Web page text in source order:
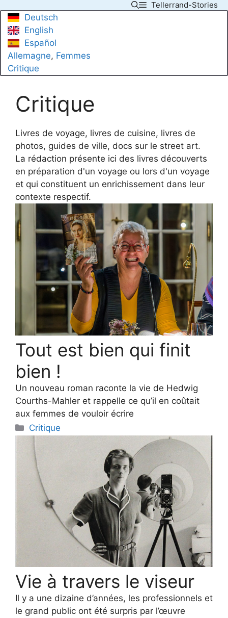
content
Tellerrand-Stories
Deutsch
English
Español
Allemagne, Femmes
Critique
Critique
Livres de voyage, livres de cuisine, livres de
photos, guides de ville, docs sur le street art.
La rédaction présente ici des livres découverts
en préparation d'un voyage ou lors d'un voyage
et qui constituent un enrichissement dans leur
contexte respectif.
Tout est bien qui finit
bien !
Un nouveau roman raconte la vie de Hedwig
Courths-Mahler et rappelle ce qu’il en coûtait
aux femmes de vouloir écrire
Categories
Critique
Vie à travers le viseur
Il y a une dizaine d’années, les professionnels et
le grand public ont été surpris par l’œuvre